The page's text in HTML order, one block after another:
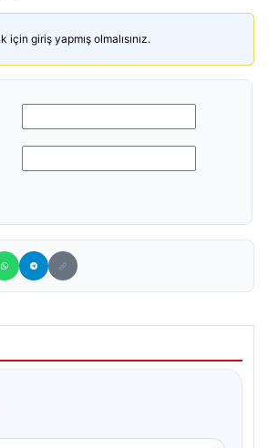
için giriş yapmış olmalısınız.